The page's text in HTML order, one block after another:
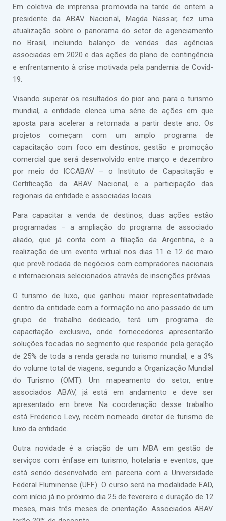
Em coletiva de imprensa promovida na tarde de ontem a
presidente da ABAV Nacional, Magda Nassar, fez uma
atualização sobre o panorama do setor de agenciamento
no Brasil, incluindo balanço de vendas das agências
associadas em 2020 e das ações do plano de contingência
e enfrentamento à crise motivada pela pandemia de Covid-
19.
Visando superar os resultados do pior ano para o turismo
mundial, a entidade elenca uma série de ações em que
aposta para acelerar a retomada a partir deste ano. Os
projetos começam com um amplo programa de
capacitação com foco em destinos, gestão e promoção
comercial que será desenvolvido entre março e dezembro
por meio do ICCABAV – o Instituto de Capacitação e
Certificação da ABAV Nacional, e a participação das
regionais da entidade e associadas locais.
Para capacitar a venda de destinos, duas ações estão
programadas – a ampliação do programa de associado
aliado, que já conta com a filiação da Argentina, e a
realização de um evento virtual nos dias 11 e 12 de maio
que prevê rodada de negócios com compradores nacionais
e internacionais selecionados através de inscrições prévias.
O turismo de luxo, que ganhou maior representatividade
dentro da entidade com a formação no ano passado de um
grupo de trabalho dedicado, terá um programa de
capacitação exclusivo, onde fornecedores apresentarão
soluções focadas no segmento que responde pela geração
de 25% de toda a renda gerada no turismo mundial, e a 3%
do volume total de viagens, segundo a Organização Mundial
do Turismo (OMT). Um mapeamento do setor, entre
associados ABAV, já está em andamento e deve ser
apresentado em breve. Na coordenação desse trabalho
está Frederico Levy, recém nomeado diretor de turismo de
luxo da entidade.
Outra novidade é a criação de um MBA em gestão de
serviços com ênfase em turismo, hotelaria e eventos, que
está sendo desenvolvido em parceria com a Universidade
Federal Fluminense (UFF). O curso será na modalidade EAD,
com início já no próximo dia 25 de fevereiro e duração de 12
meses, mais três meses de orientação. Associados ABAV